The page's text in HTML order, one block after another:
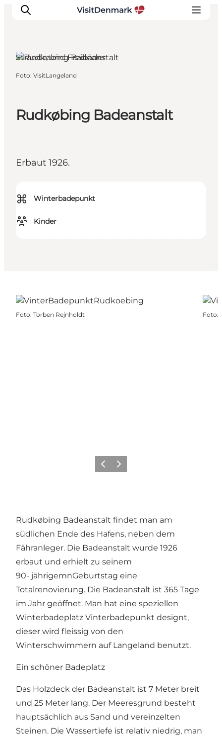
Erlebnisse
Rudkøbing Badeanstalt
Erbaut 1926.
⌘ Winterbadepunkt
Kinder
Strände und Freibäder
Foto: VisitLangeland
Foto: Torben Rejnholdt Foto:
ZurückWeiter
Rudkøbing Badeanstalt findet man am
südlichen Ende des Hafens, neben dem
Fähranleger. Die Badeanstalt wurde 1926
erbaut und erhielt zu seinem
90- jährigemnGeburtstag eine
Totalrenovierung. Die Badeanstalt ist 365 Tage
im Jahr geöffnet. Man hat eine speziellen
Winterbadeplatz Vinterbadepunkt designt,
dieser wird fleissig von den
Winterschwimmern auf Langeland benutzt.
Ein schöner Badeplatz
Das Holzdeck der Badeanstalt ist 7 Meter breit
und 25 Meter lang. Der Meeresgrund besteht
hauptsächlich aus Sand und vereinzelten
Steinen. Die Wassertiefe ist relativ niedrig, man